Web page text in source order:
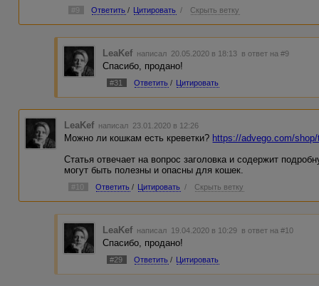
#9 Ответить / Цитировать / Скрыть ветку
LeaKef написал 20.05.2020 в 18:13 в ответ на #9
Спасибо, продано!
#31 Ответить / Цитировать
LeaKef написал 23.01.2020 в 12:26
Можно ли кошкам есть креветки? https://advego.com/
Статья отвечает на вопрос заголовка и содержит
могут быть полезны и опасны для кошек.
#10 Ответить / Цитировать / Скрыть ветку
LeaKef написал 19.04.2020 в 10:29 в ответ на #10
Спасибо, продано!
#29 Ответить / Цитировать